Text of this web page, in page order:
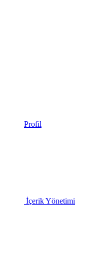
Profil
İçerik Yönetimi